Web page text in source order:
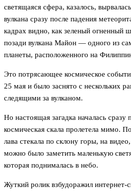
светящаяся сфера, казалось,
вулкана сразу после падения
кадрах видно, как зеленый огненный
позади вулкана Майон — одного из
планеты, расположенного на
Это потрясающее космическое
25 мая и было заснято с нескольких
следящими за вулканом.
Но настоящая загадка началась сразу
космическая скала пролетела мимо.
лава стекала по склону горы, на
можно было заметить маленькую
которая поднималась в небо.
Жуткий ролик взбудоражил